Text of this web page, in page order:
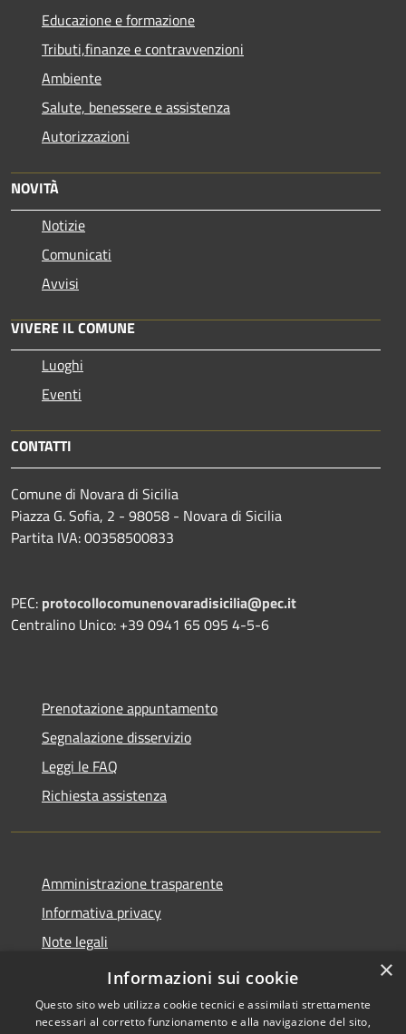
Educazione e formazione
Tributi,finanze e contravvenzioni
Ambiente
Salute, benessere e assistenza
Autorizzazioni
NOVITÀ
Notizie
Comunicati
Avvisi
VIVERE IL COMUNE
Luoghi
Eventi
CONTATTI
Comune di Novara di Sicilia
Piazza G. Sofia, 2 - 98058 - Novara di Sicilia
Partita IVA: 00358500833
PEC: protocollocomunenovaradisicilia@pec.it
Centralino Unico: +39 0941 65 095 4-5-6
Prenotazione appuntamento
Segnalazione disservizio
Leggi le FAQ
Richiesta assistenza
Amministrazione trasparente
Informativa privacy
Note legali
Dichiarazione di accessibilità
×
Informazioni sui cookie
Questo sito web utilizza cookie tecnici e assimilati strettamente
necessari al corretto funzionamento e alla navigazione del sito,